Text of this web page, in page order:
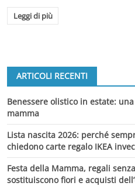
Leggi di più
ARTICOLI RECENTI
Benessere olistico in estate:
mamma
Lista nascita 2026: perché
chiedono carte regalo IKEA
Festa della Mamma, regali
sostituiscono fiori e acquisti